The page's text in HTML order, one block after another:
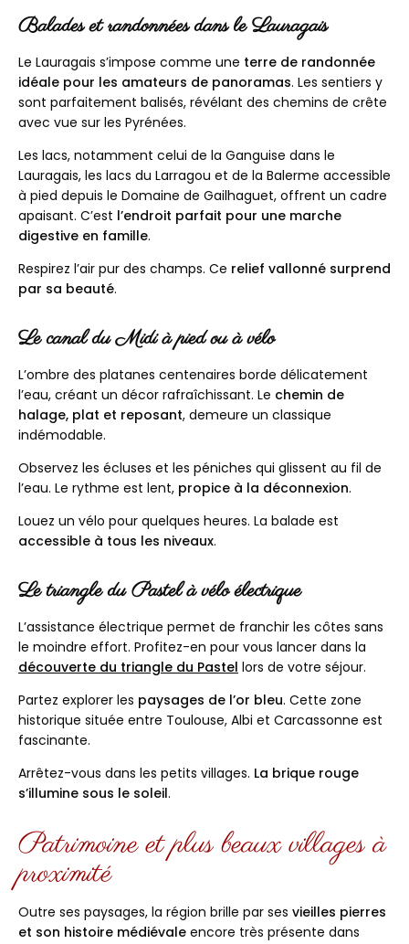
Balades et randonnées dans le Lauragais
Le Lauragais s’impose comme une terre de randonnée
idéale pour les amateurs de panoramas. Les sentiers y
sont parfaitement balisés, révélant des chemins de crête
avec vue sur les Pyrénées.
Les lacs, notamment celui de la Ganguise dans le
Lauragais, les lacs du Larragou et de la Balerme accessible
à pied depuis le Domaine de Gailhaguet, offrent un cadre
apaisant. C’est l’endroit parfait pour une marche
digestive en famille.
Respirez l’air pur des champs. Ce relief vallonné surprend
par sa beauté.
Le canal du Midi à pied ou à vélo
L’ombre des platanes centenaires borde délicatement
l’eau, créant un décor rafraîchissant. Le chemin de
halage, plat et reposant, demeure un classique
indémodable.
Observez les écluses et les péniches qui glissent au fil de
l’eau. Le rythme est lent, propice à la déconnexion.
Louez un vélo pour quelques heures. La balade est
accessible à tous les niveaux.
Le triangle du Pastel à vélo électrique
L’assistance électrique permet de franchir les côtes sans
le moindre effort. Profitez-en pour vous lancer dans la
découverte du triangle du Pastel lors de votre séjour.
Partez explorer les paysages de l’or bleu. Cette zone
historique située entre Toulouse, Albi et Carcassonne est
fascinante.
Arrêtez-vous dans les petits villages. La brique rouge
s’illumine sous le soleil.
Patrimoine et plus beaux villages à
proximité
Outre ses paysages, la région brille par ses vieilles pierres
et son histoire médiévale encore très présente dans